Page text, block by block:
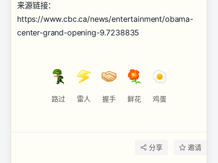
来源链接：
https://www.cbc.ca/news/entertainment/obama-
center-grand-opening-9.7238835
路过 雷人 握手 鲜花 鸡蛋
分享 邀请